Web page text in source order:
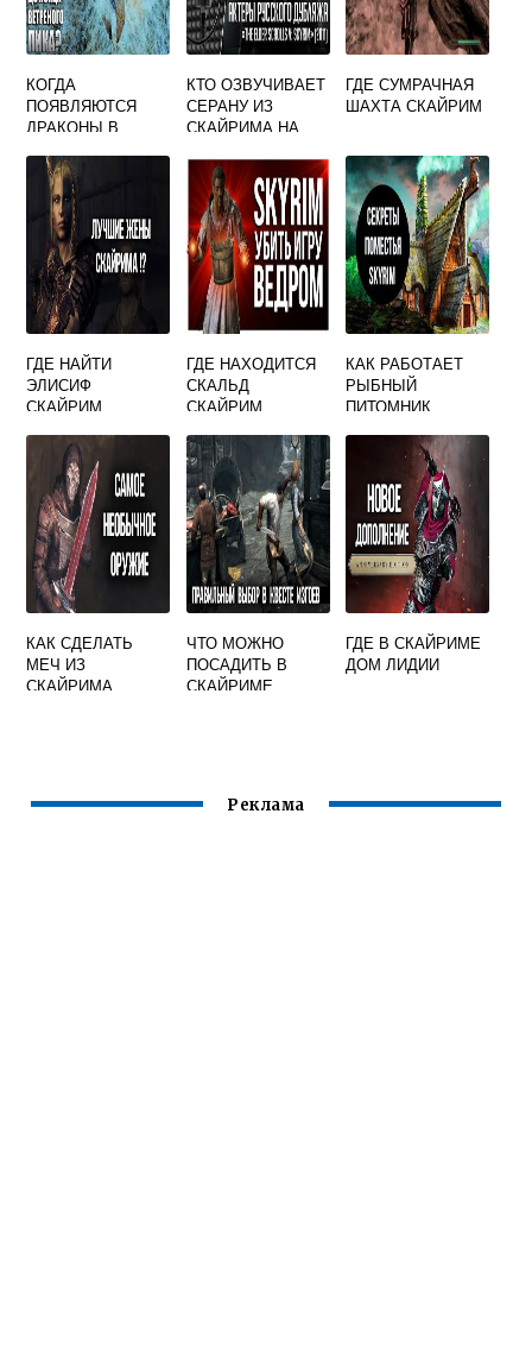
КОГДА
ПОЯВЛЯЮТСЯ
ДРАКОНЫ В
КТО ОЗВУЧИВАЕТ
СЕРАНУ ИЗ
СКАЙРИМА НА
ГДЕ СУМРАЧНАЯ
ШАХТА СКАЙРИМ
ГДЕ НАЙТИ
ЭЛИСИФ
СКАЙРИМ
ГДЕ НАХОДИТСЯ
СКАЛЬД
СКАЙРИМ
КАК РАБОТАЕТ
РЫБНЫЙ
ПИТОМНИК
КАК СДЕЛАТЬ
МЕЧ ИЗ
СКАЙРИМА
ЧТО МОЖНО
ПОСАДИТЬ В
СКАЙРИМЕ
ГДЕ В СКАЙРИМЕ
ДОМ ЛИДИИ
Реклама